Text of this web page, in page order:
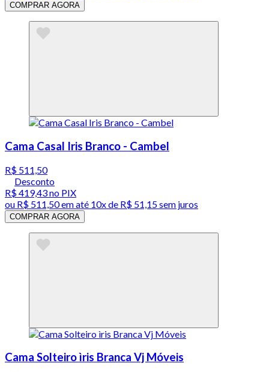
COMPRAR AGORA
Cama Casal Iris Branco - Cambel
R$ 511,50
Desconto
R$ 419,43no PIX
ou R$ 511,50em até 10x de R$ 51,15 sem juros
COMPRAR AGORA
Cama Solteiro ìris Branca Vj Móveis